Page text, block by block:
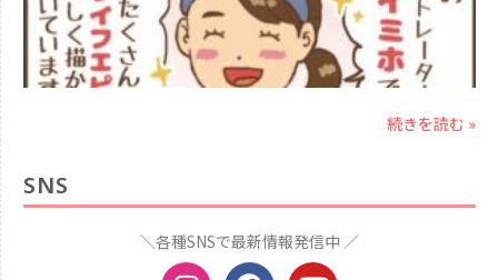
続きを読む »
SNS
＼各種SNSで最新情報発信中 ／